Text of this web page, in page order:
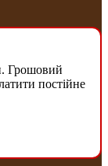
Грошовий
постійне